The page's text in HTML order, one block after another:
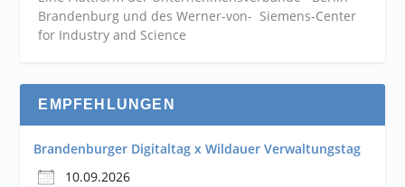
Brandenburg und des Werner-von- Siemens-Center
for Industry and Science
EMPFEHLUNGEN
Brandenburger Digitaltag x Wildauer Verwaltungstag
10.09.2026